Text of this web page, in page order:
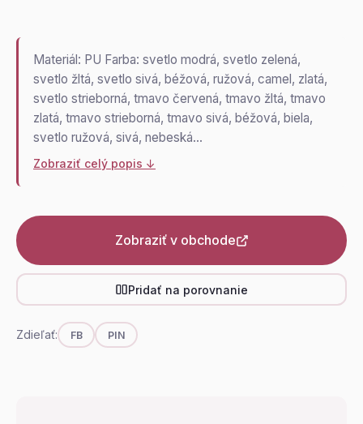
Materiál: PU Farba: svetlo modrá, svetlo zelená,
svetlo žltá, svetlo sivá, béžová, ružová, camel, zlatá,
svetlo strieborná, tmavo červená, tmavo žltá, tmavo
zlatá, tmavo strieborná, tmavo sivá, béžová, biela,
svetlo ružová, sivá, nebeská…
Zobraziť celý popis ↓
Zobraziť v obchode
Pridať na porovnanie
Zdieľať: FB PIN